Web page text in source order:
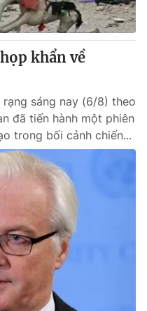
điện tử số 483/GP-BTTTT
Phạm Quốc Thắng,
355 932
897
khẩn về
sáng nay (6/8) theo
đã tiến hành một phiên
trong bối cảnh chiến...